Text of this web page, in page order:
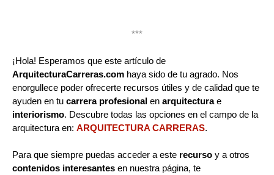
***
¡Hola! Esperamos que este artículo de
ArquitecturaCarreras.com haya sido de tu agrado. Nos
enorgullece poder ofrecerte recursos útiles y de calidad que te
ayuden en tu carrera profesional en arquitecturae
interiorismo. Descubre todas las opciones en el campo de la
arquitectura en: ARQUITECTURA CARRERAS.
Para que siempre puedas acceder a este recurso y a otros
contenidos interesantes en nuestra página, te